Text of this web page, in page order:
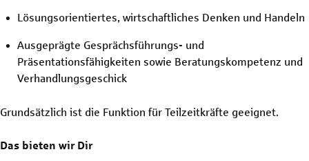
Lösungsorientiertes, wirtschaftliches Denken und Handeln
Ausgeprägte Gesprächsführungs- und
Präsentationsfähigkeiten sowie Beratungskompetenz und
Verhandlungsgeschick
Grundsätzlich ist die Funktion für Teilzeitkräfte geeignet.
Das bieten wir Dir